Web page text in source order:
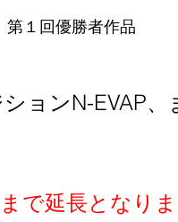
第１回優勝者作品
ョンN-EVAP
で延長となりま